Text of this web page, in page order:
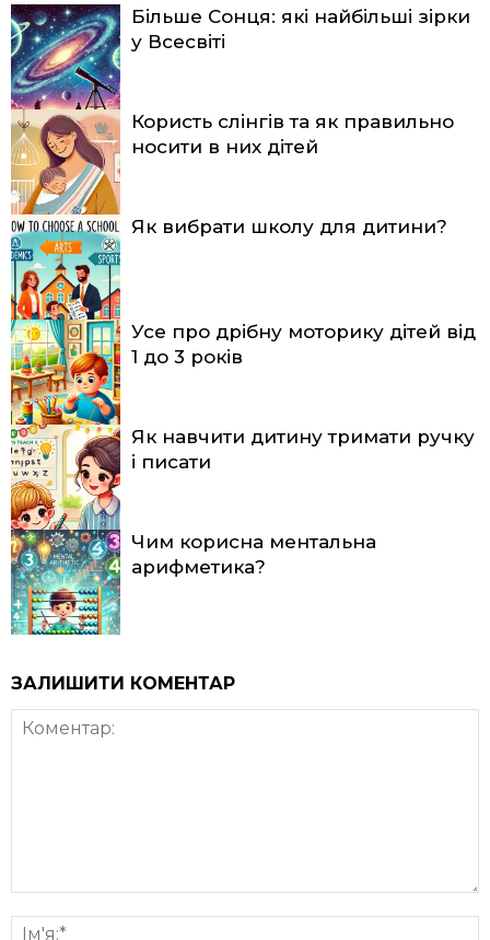
Більше Сонця: які найбільші зірки
у Всесвіті
Користь слінгів та як правильно
носити в них дітей
Як вибрати школу для дитини?
Усе про дрібну моторику дітей від
1 до 3 років
Як навчити дитину тримати ручку
і писати
Чим корисна ментальна
арифметика?
ЗАЛИШИТИ КОМЕНТАР